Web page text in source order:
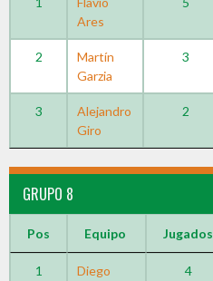
Ares
2
Martín
Garzia
3
3
Alejandro
Giro
2
GRUPO 8
Pos Equipo Jugados
1
Diego
4